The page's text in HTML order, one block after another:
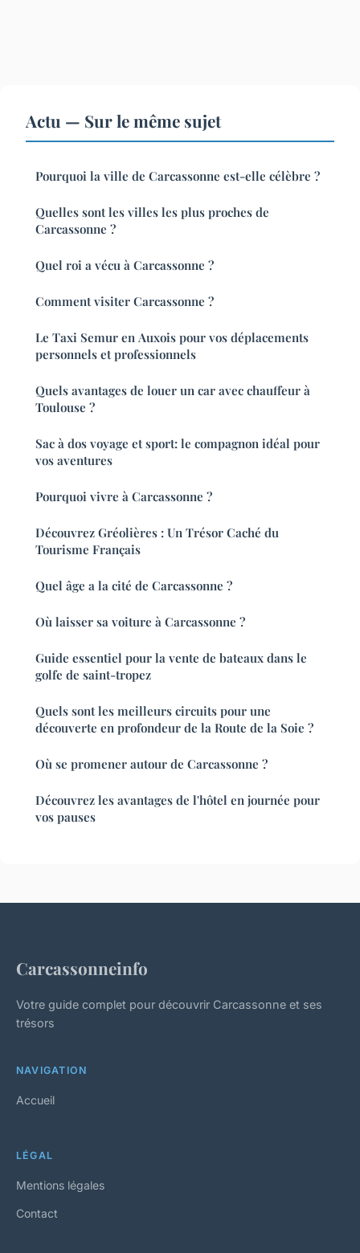
Actu — Sur le même sujet
Pourquoi la ville de Carcassonne est-elle célèbre ?
Quelles sont les villes les plus proches de
Carcassonne ?
Quel roi a vécu à Carcassonne ?
Comment visiter Carcassonne ?
Le Taxi Semur en Auxois pour vos déplacements
personnels et professionnels
Quels avantages de louer un car avec chauffeur à
Toulouse ?
Sac à dos voyage et sport: le compagnon idéal pour
vos aventures
Pourquoi vivre à Carcassonne ?
Découvrez Gréolières : Un Trésor Caché du
Tourisme Français
Quel âge a la cité de Carcassonne ?
Où laisser sa voiture à Carcassonne ?
Guide essentiel pour la vente de bateaux dans le
golfe de saint-tropez
Quels sont les meilleurs circuits pour une
découverte en profondeur de la Route de la Soie ?
Où se promener autour de Carcassonne ?
Découvrez les avantages de l'hôtel en journée pour
vos pauses
Carcassonneinfo
Votre guide complet pour découvrir Carcassonne et ses
trésors
NAVIGATION
Accueil
LÉGAL
Mentions légales
Contact